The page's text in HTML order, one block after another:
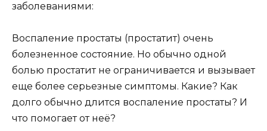
заболеваниями:
Воспаление простаты (простатит) очень
болезненное состояние. Но обычно одной
болью простатит не ограничивается и вызывает
еще более серьезные симптомы. Какие? Как
долго обычно длится воспаление простаты? И
что помогает от неё?